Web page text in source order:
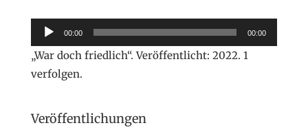
Audio-
Player
00:00 00:00
„War doch friedlich“. Veröffentlicht: 2022. 1
verfolgen.
Veröffentlichungen